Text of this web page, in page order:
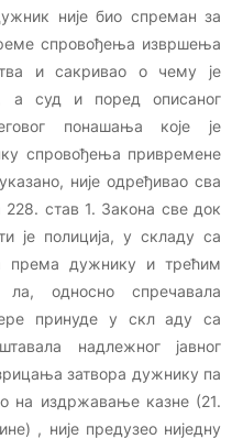
није био спреман за
спровођења извршења
и сакривао о чему је
а суд и поред описаног
понашања које је
спровођења привремене
није одређивао сва
став 1. Закона све док
је полиција, у складу са
према дужнику и трећим
односно спречавала
принуде у скл аду са
надлежног јавног
затвора дужнику па
на издржавање казне (21.
, није предузео ниједну